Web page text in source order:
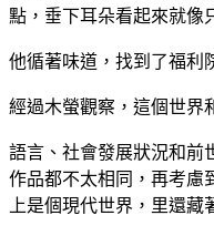
點，垂下耳朵看起來就像
他循著味道，找到了福利
經過木螢觀察，這個世界
語言、社會發展狀況和前
作品都不太相同，再考慮
上是個現代世界， 里還藏